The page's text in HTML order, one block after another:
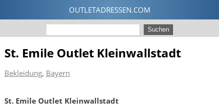
St. Emile Outlet Kleinwallstadt
Bekleidung, Bayern
St. Emile Outlet Kleinwallstadt